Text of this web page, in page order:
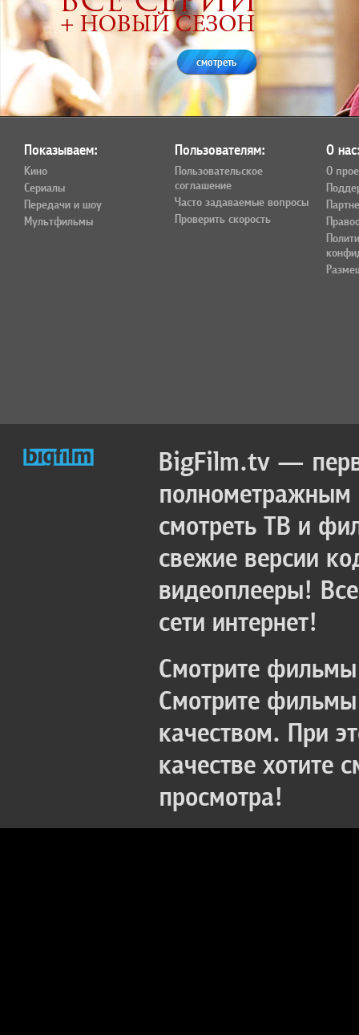
смотреть
Показываем:
Кино
Сериалы
Передачи и шоу
Мультфильмы
Пользователям:
Пользовательское
соглашение
Часто задаваемые вопросы
Проверить скорость
О
О
BigFilm.tv —
полнометражным
смотреть ТВ и
свежие версии
видеоплееры!
сети интернет!
Смотрите
Смотрите
качеством. При
качестве хотите
просмотра!